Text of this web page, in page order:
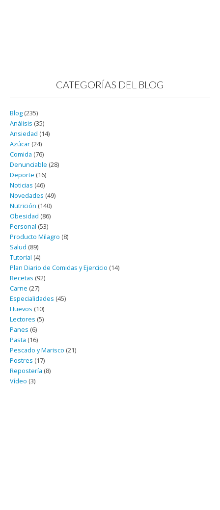
CATEGORÍAS DEL BLOG
Blog (235)
Análisis (35)
Ansiedad (14)
Azúcar (24)
Comida (76)
Denunciable (28)
Deporte (16)
Noticias (46)
Novedades (49)
Nutrición (140)
Obesidad (86)
Personal (53)
Producto Milagro (8)
Salud (89)
Tutorial (4)
Plan Diario de Comidas y Ejercicio (14)
Recetas (92)
Carne (27)
Especialidades (45)
Huevos (10)
Lectores (5)
Panes (6)
Pasta (16)
Pescado y Marisco (21)
Postres (17)
Repostería (8)
Vídeo (3)